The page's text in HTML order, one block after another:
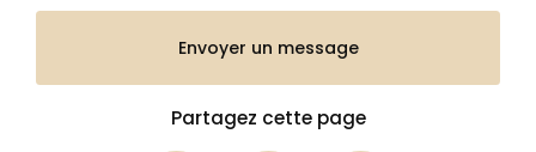
Envoyer un message
Partagez cette page